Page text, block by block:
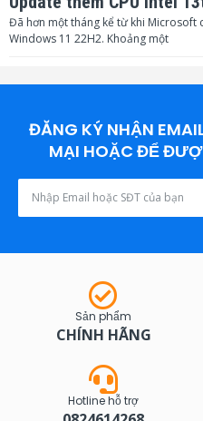
Đã hơn một tháng kể từ khi Microsoft
Windows 11 22H2. Khoảng một
ĐĂNG KÝ NHẬN
MẠI HOẶC ĐỂ
Sản phẩm
CHÍNH HÃNG
Hotline hỗ trợ